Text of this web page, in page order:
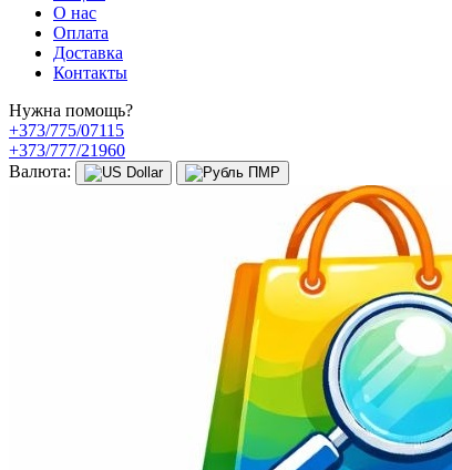
О нас
Оплата
Доставка
Контакты
Нужна помощь?
+373/775/07115
+373/777/21960
Валюта: